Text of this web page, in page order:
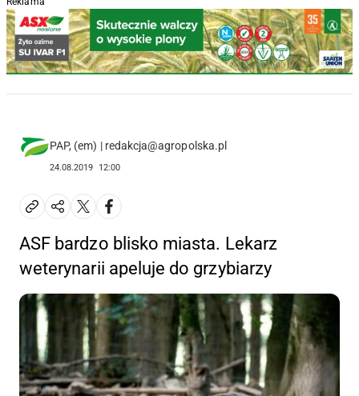
PAP, (em) | redakcja@agropolska.pl
24.08.2019 12:00
ASF bardzo blisko miasta. Lekarz
weterynarii apeluje do grzybiarzy